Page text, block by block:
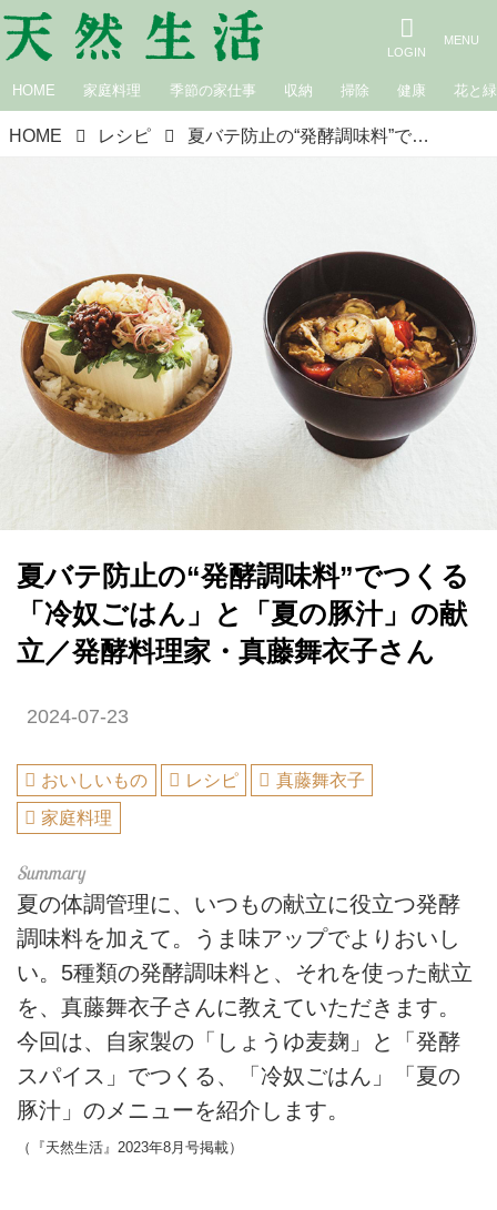
HOME 家庭料理 季節の家仕事 収納 掃除 健康 花と緑
HOME レシピ 夏バテ防止の“発酵調味料”でつくる「冷奴ごはん」と「夏の豚汁」の献立／発酵料理家・真藤舞衣子さん
夏バテ防止の“発酵調味料”でつくる
「冷奴ごはん」と「夏の豚汁」の献
立／発酵料理家・真藤舞衣子さん
2024-07-23
おいしいもの レシピ
真藤舞衣子
家庭料理
夏の体調管理に、いつもの献立に役立つ発酵
調味料を加えて。うま味アップでよりおいし
い。5種類の発酵調味料と、それを使った献立
を、真藤舞衣子さんに教えていただきます。
今回は、自家製の「しょうゆ麦麹」と「発酵
スパイス」でつくる、「冷奴ごはん」「夏の
豚汁」のメニューを紹介します。
（『天然生活』2023年8月号掲載）